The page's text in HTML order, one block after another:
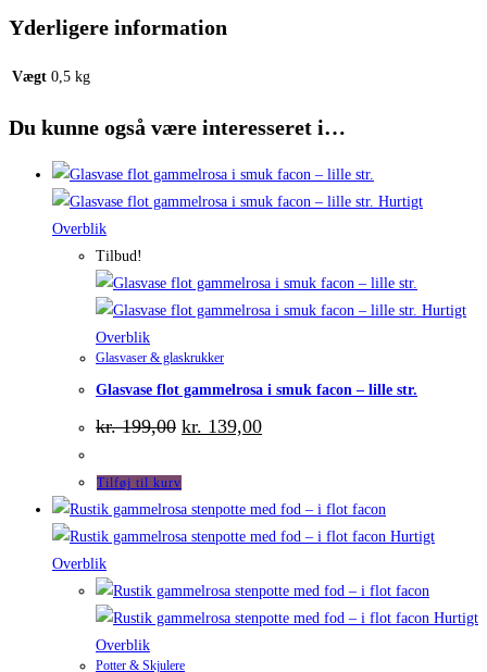
Yderligere information
Vægt 0,5 kg
Du kunne også være interesseret i…
Hurtigt
Overblik
Tilbud!
Hurtigt
Overblik
Glasvaser & glaskrukker
Glasvase flot gammelrosa i smuk facon – lille str.
kr.199,00 Den
oprindelige
var:
kr. 199,00.
kr. 139,00Den
aktuelle
kr. 139,00.
Tilføj til kurv
Hurtigt
Overblik
Hurtigt
Overblik
Potter & Skjulere